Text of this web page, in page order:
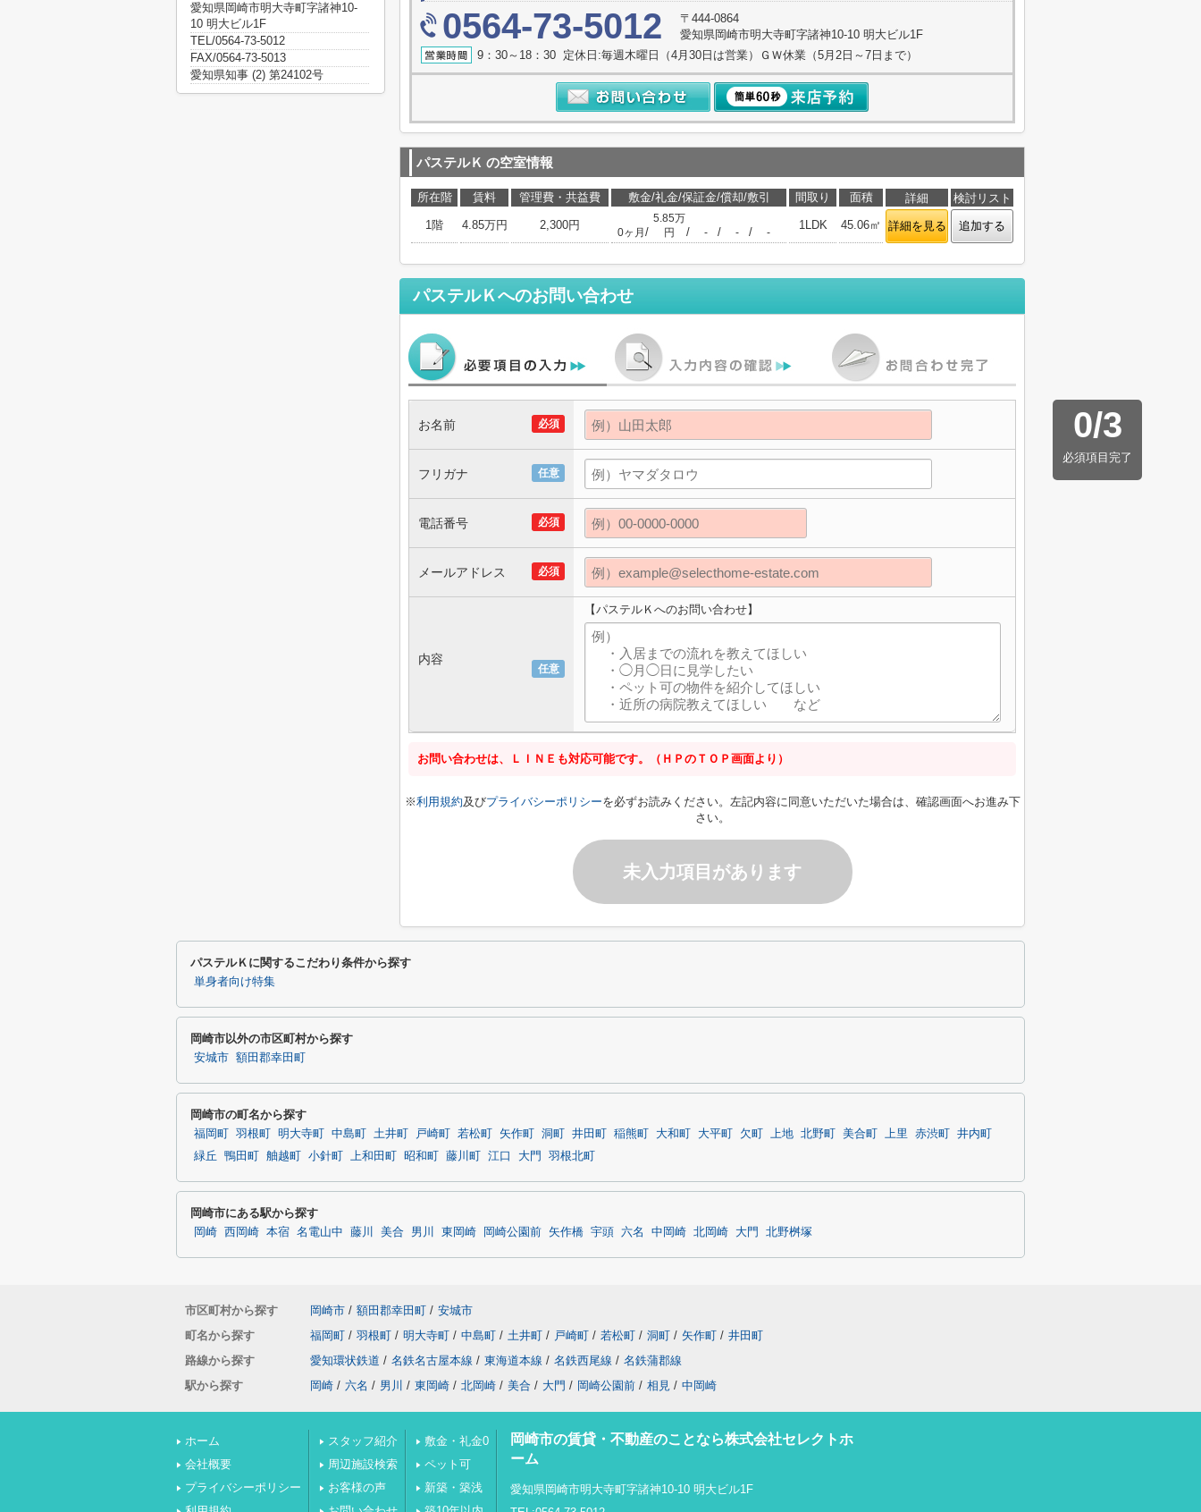
0564-73-5012
〒444-0864
愛知県岡崎市明大寺町字諸神10-10 明大ビル1F
9：30～18：30 定休日:毎週木曜日（4月30日は営業）ＧＷ休業（5月2日～7日まで）
パステルＫ の空室情報
所在階 賃料 管理費・共益費 敷金/礼金/保証金/償却/敷引 間取り 面積 詳細
検討リスト
1階
4.85万円 2,300円
0ヶ月 /
5.85万
円
/ - / - / -
1LDK 45.06㎡ 詳細を見る 追加する
パステルＫへのお問い合わせ
0/3
必須項目完了
必須
お名前
任意
フリガナ
必須
電話番号
必須
メールアドレス
任意
内容
【パステルＫへのお問い合わせ】
お問い合わせは、ＬＩＮＥも対応可能です。（ＨＰのＴＯＰ画面より）
※利用規約及びプライバシーポリシーを必ずお読みください。左記内容に同意いただいた場合は、確認画面へお進み下
さい。
未入力項目があります
愛知県岡崎市明大寺町字諸神10-
10 明大ビル1F
TEL/0564-73-5012
FAX/0564-73-5013
愛知県知事 (2) 第24102号
パステルＫに関するこだわり条件から探す
単身者向け特集
岡崎市以外の市区町村から探す
安城市 額田郡幸田町
岡崎市の町名から探す
福岡町 羽根町 明大寺町 中島町 土井町 戸崎町 若松町 矢作町 洞町 井田町 稲熊町 大和町 大平町 欠町 上地 北野町 美合町 上里 赤渋町
井内町
緑丘
鴨田町 舳越町 小針町 上和田町 昭和町 藤川町 江口 大門 羽根北町
岡崎市にある駅から探す
岡崎 西岡崎 本宿 名電山中 藤川 美合 男川 東岡崎 岡崎公園前 矢作橋 宇頭 六名 中岡崎 北岡崎 大門 北野桝塚
市区町村から探す 岡崎市 / 額田郡幸田町 / 安城市
町名から探す
福岡町 / 羽根町 / 明大寺町 / 中島町 / 土井町 / 戸崎町 / 若松町 / 洞町 / 矢作町 / 井田町
路線から探す
愛知環状鉄道 / 名鉄名古屋本線 / 東海道本線 / 名鉄西尾線 / 名鉄蒲郡線
駅から探す
岡崎 / 六名 / 男川 / 東岡崎 / 北岡崎 / 美合 / 大門 / 岡崎公園前 / 相見 / 中岡崎
ホーム
会社概要
プライバシーポリシー
スタッフ紹介
周辺施設検索
お客様の声
敷金・礼金0
ペット可
新築・築浅
岡崎市の賃貸・不動産のことなら株式会社セレクトホ
ーム
愛知県岡崎市明大寺町字諸神10-10 明大ビル1F